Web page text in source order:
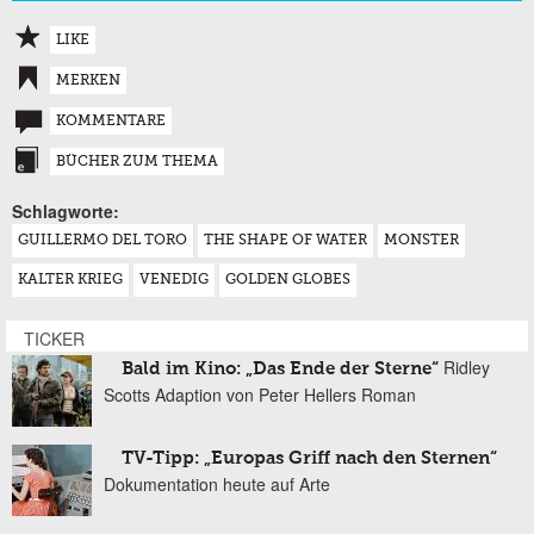
LIKE
MERKEN
KOMMENTARE
BÜCHER ZUM THEMA
Schlagworte:
GUILLERMO DEL TORO THE SHAPE OF WATER MONSTER
KALTER KRIEG VENEDIG GOLDEN GLOBES
TICKER
Bald im Kino: „Das Ende der Sterne“ Ridley
Scotts Adaption von Peter Hellers Roman
TV-Tipp: „Europas Griff nach den Sternen“
Dokumentation heute auf Arte